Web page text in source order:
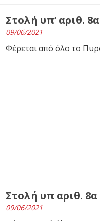
Στολή υπ’ αριθ.
09/06/2021
Φέρεται από όλο το
Στολή υπ αριθ. 8α
09/06/2021